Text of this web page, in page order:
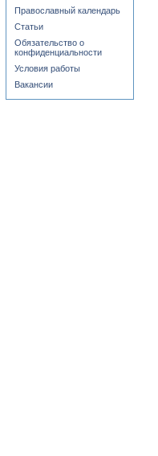
Православный календарь
Статьи
Обязательство о
конфиденциальности
Условия работы
Вакансии